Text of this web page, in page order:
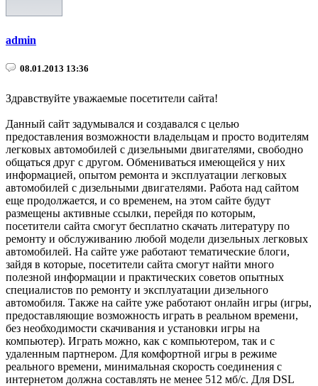
admin
08.01.2013 13:36
Здравствуйте уважаемые посетители сайта!
Данный сайт задумывался и создавался с целью
предоставления возможности владельцам и просто водителям
легковых автомобилей с дизельными двигателями, свободно
общаться друг с другом. Обмениваться имеющейся у них
информацией, опытом ремонта и эксплуатации легковых
автомобилей с дизельными двигателями. Работа над сайтом
еще продолжается, и со временем, на этом сайте будут
размещены активные ссылки, перейдя по которым,
посетители сайта смогут бесплатно скачать литературу по
ремонту и обслуживанию любой модели дизельных легковых
автомобилей. На сайте уже работают тематические блоги,
зайдя в которые, посетители сайта смогут найти много
полезной информации и практических советов опытных
специалистов по ремонту и эксплуатации дизельного
автомобиля. Также на сайте уже работают онлайн игры (игры,
предоставляющие возможность играть в реальном времени,
без необходимости скачивания и установки игры на
компьютер). Играть можно, как с компьютером, так и с
удаленным партнером. Для комфортной игры в режиме
реального времени, минимальная скорость соединения с
интернетом должна составлять не менее 512 мб/с. Для DSL